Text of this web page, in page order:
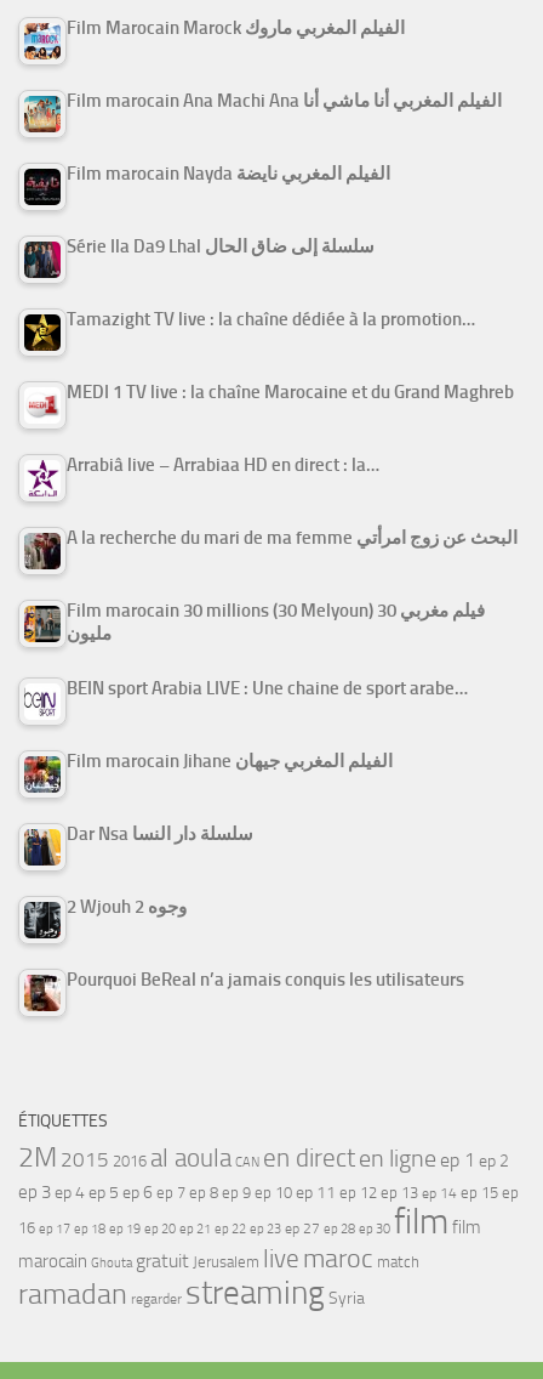
Film Marocain Marock الفيلم المغربي ماروك
Film marocain Ana Machi Ana الفيلم المغربي أنا ماشي أنا
Film marocain Nayda الفيلم المغربي نايضة
Série Ila Da9 Lhal سلسلة إلى ضاق الحال
Tamazight TV live : la chaîne dédiée à la promotion…
MEDI 1 TV live : la chaîne Marocaine et du Grand Maghreb
Arrabiâ live – Arrabiaa HD en direct : la…
A la recherche du mari de ma femme البحث عن زوج امرأتي
Film marocain 30 millions (30 Melyoun) فيلم مغربي 30
مليون
BEIN sport Arabia LIVE : Une chaine de sport arabe…
Film marocain Jihane الفيلم المغربي جيهان
Dar Nsa سلسلة دار النسا
2 Wjouh 2 وجوه
Pourquoi BeReal n’a jamais conquis les utilisateurs
ÉTIQUETTES
2M 2015 2016 al aoula CAN en directen ligne ep 1 ep 2
ep 3ep 4ep 5 ep 6 ep 7 ep 8 ep 9 ep 10 ep 11 ep 12 ep 13 ep 14 ep 15 ep
16 ep 17 ep 18 ep 19 ep 20 ep 21 ep 22 ep 23 ep 27 ep 28 ep 30 film film
marocain Ghouta gratuit Jerusalem live maroc match
ramadan regarder streamingSyria